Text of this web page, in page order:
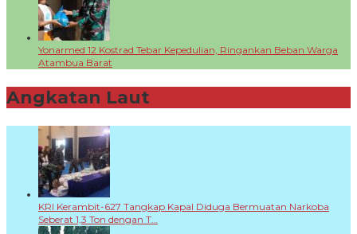
Yonarmed 12 Kostrad Tebar Kepedulian, Ringankan Beban Warga
Atambua Barat
Angkatan Laut
KRI Kerambit-627 Tangkap Kapal Diduga Bermuatan Narkoba
Seberat 1,3 Ton dengan T…